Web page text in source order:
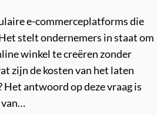
e-commerceplatforms die
stelt ondernemers in staat om
winkel te creëren zonder
zijn de kosten van het laten
Het antwoord op deze vraag is
van…